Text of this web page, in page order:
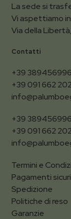
La sede si
Vi aspettiamo
Via della
Contatti
+39
+39 091 662
+39
+39 091 662
Termini e
Pagamenti sicuri
Spedizione
Politiche di reso
Garanzie